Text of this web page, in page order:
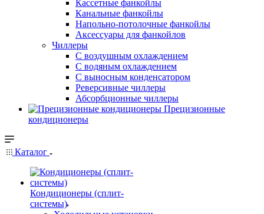
Кассетные фанкойлы
Канальные фанкойлы
Напольно-потолочные фанкойлы
Аксессуары для фанкойлов
Чиллеры
С воздушным охлаждением
С водяным охлаждением
С выносным конденсатором
Реверсивные чиллеры
Абсорбционные чиллеры
Прецизионные
кондиционеры
Каталог
Кондиционеры (сплит-
системы)